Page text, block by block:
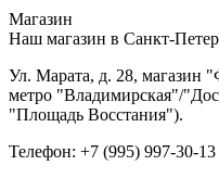
Магазин
Наш магазин в Санкт-
Ул. Марата, д. 28, магазин
метро "Владимирская"/
"Площадь Восстания").
Телефон: +7 (995) 997-30-13